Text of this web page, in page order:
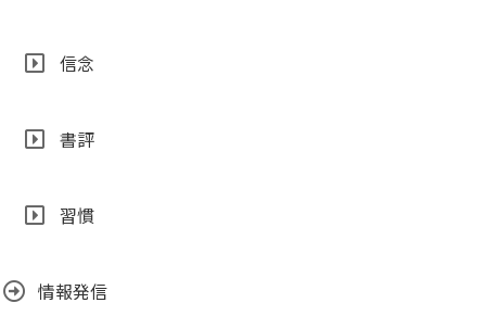
信念
書評
習慣
情報発信